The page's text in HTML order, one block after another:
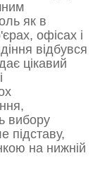
як в
офісах і
відбувся
цікавий
вибору
підставу,
на нижній